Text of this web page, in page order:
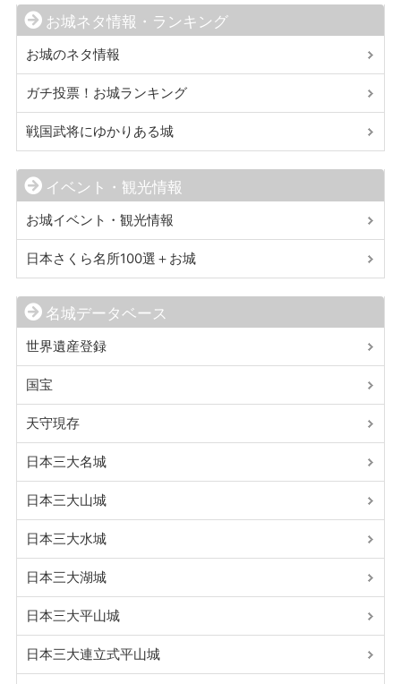
お城ネタ情報・ランキング
お城のネタ情報
ガチ投票！お城ランキング
戦国武将にゆかりある城
イベント・観光情報
お城イベント・観光情報
日本さくら名所100選＋お城
名城データベース
世界遺産登録
国宝
天守現存
日本三大名城
日本三大山城
日本三大水城
日本三大湖城
日本三大平山城
日本三大連立式平山城